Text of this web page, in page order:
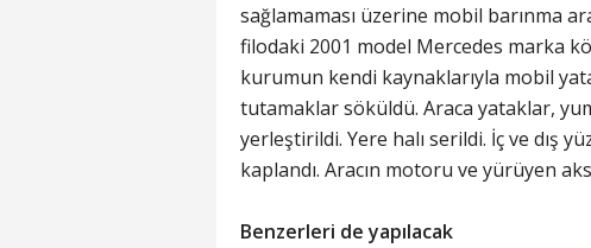
sağlamaması üzerine mobil barınma
filodaki 2001 model Mercedes marka
kurumun kendi kaynaklarıyla mobil
tutamaklar söküldü. Araca yataklar,
yerleştirildi. Yere halı serildi. İç ve dış
kaplandı. Aracın motoru ve yürüyen
Benzerleri de yapılacak